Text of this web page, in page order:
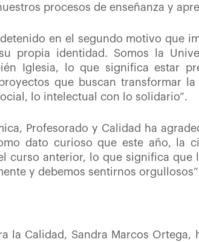
procesos de enseñanza y
en el segundo motivo que
propia identidad. Somos la
Iglesia, lo que significa estar
que buscan transformar
lo intelectual con lo solidario”.
Profesorado y Calidad ha
dato curioso que este año, la
curso anterior, lo que significa
y debemos sentirnos
la Calidad, Sandra Marcos